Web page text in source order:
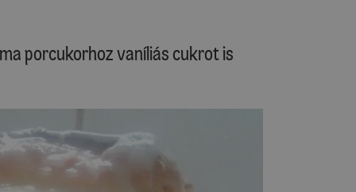
porcukorhoz vaníliás cukrot is